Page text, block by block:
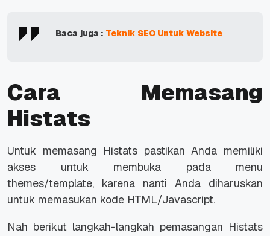
Baca juga : Teknik SEO Untuk Website
Cara Memasang
Histats
Untuk memasang Histats pastikan Anda memiliki
akses untuk membuka pada menu
themes/template, karena nanti Anda diharuskan
untuk memasukan kode HTML/Javascript.
Nah berikut langkah-langkah pemasangan Histats